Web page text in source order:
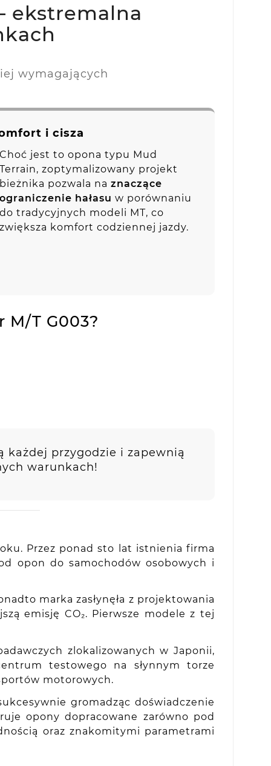
ekstremalna
wymagających
i cisza
Choć jest to opona typu Mud
Terrain, zoptymalizowany projekt
bieżnika pozwala na znaczące
ograniczenie hałasu w porównaniu
do tradycyjnych modeli MT, co
zwiększa komfort codziennej jazdy.
M/T G003?
każdej przygodzie i zapewnią
warunkach!
Przez ponad sto lat istnienia firma
opon do samochodów osobowych i
marka zasłynęła z projektowania
emisję CO₂. Pierwsze modele z tej
zlokalizowanych w Japonii,
testowego na słynnym torze
motorowych.
gromadząc doświadczenie
opony dopracowane zarówno pod
oraz znakomitymi parametrami